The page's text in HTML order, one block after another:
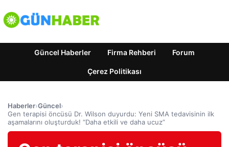
Güncel Haberler Firma Rehberi Forum
Çerez Politikası
Haberler›Güncel›
Gen terapisi öncüsü Dr. Wilson duyurdu: Yeni SMA tedavisinin ilk
aşamalarını oluşturduk! “Daha etkili ve daha ucuz”